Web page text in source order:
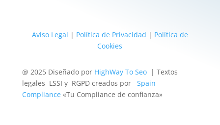
Aviso Legal | Política de Privacidad | Política de
Cookies
@ 2025 Diseñado por HighWay To Seo| Textos
legales LSSI y RGPD creados por Spain
Compliance«Tu Compliance de confianza»